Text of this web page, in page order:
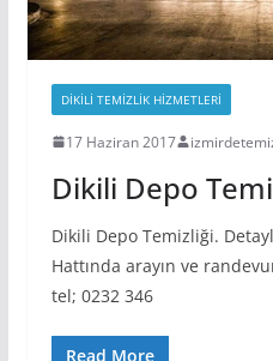
DIKILI TEMIZLIK HIZMETLERI
17 Haziran 2017
Dikili Depo
Dikili Depo Temizliği.
Hattında arayın ve
tel; 0232 346
Read More